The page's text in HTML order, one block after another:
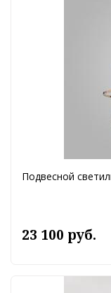
Подвесной
23 100 руб.